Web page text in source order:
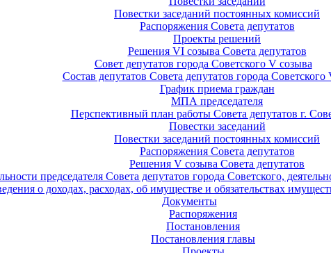
Повестки заседаний постоянных комиссий
Распоряжения Совета депутатов
Проекты решений
Решения VI созыва Совета депутатов
Совет депутатов города Советского V созыва
Состав депутатов Совета депутатов города Советского
График приема граждан
МПА председателя
Перспективный план работы Совета депутатов г.
Повестки заседаний
Повестки заседаний постоянных комиссий
Распоряжения Совета депутатов
Решения V созыва Совета депутатов
председателя Совета депутатов города Советского,
о доходах, расходах, об имуществе и обязательствах
Документы
Распоряжения
Постановления
Постановления главы